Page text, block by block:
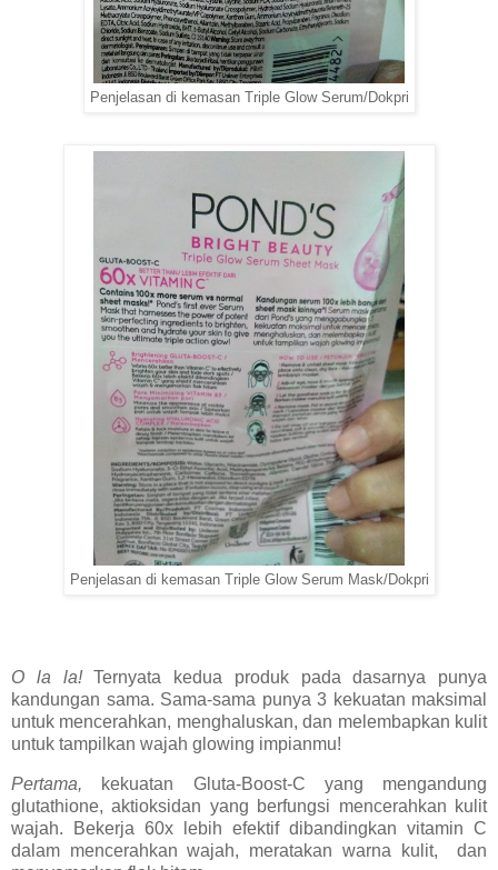
Penjelasan di kemasan Triple Glow Serum/Dokpri
Penjelasan di kemasan Triple Glow Serum Mask/Dokpri
O la la!Ternyata kedua produk pada dasarnya punya
kandungan sama. Sama-sama punya 3 kekuatan maksimal
untuk mencerahkan, menghaluskan, dan melembapkan kulit
untuk tampilkan wajah glowing impianmu!
Pertama, kekuatan Gluta-Boost-C yang mengandung
glutathione, aktioksidan yang berfungsi mencerahkan kulit
wajah. Bekerja 60x lebih efektif dibandingkan vitamin C
dalam mencerahkan wajah, meratakan warna kulit, dan